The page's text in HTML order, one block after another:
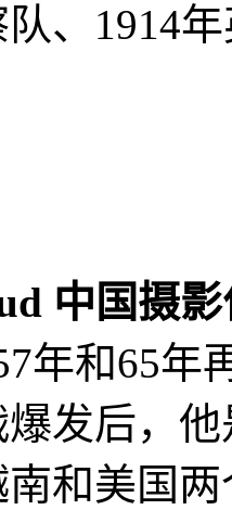
、1914
中国摄
年和65年
发后，
和美国